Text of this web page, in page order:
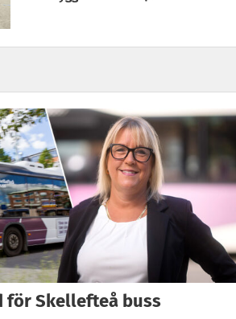
för Skellefteå buss